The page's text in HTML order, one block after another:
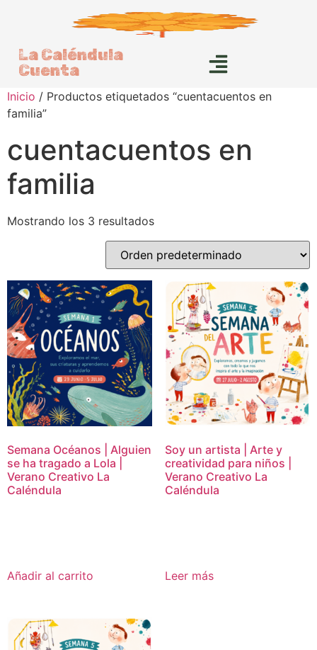
La Caléndula
Cuenta
Inicio / Productos etiquetados “cuentacuentos en
familia”
cuentacuentos en
familia
Mostrando los 3 resultados
Semana Océanos | Alguien
se ha tragado a Lola |
Verano Creativo La
Caléndula
Añadir al carrito
Soy un artista | Arte y
creatividad para niños |
Verano Creativo La
Caléndula
Leer más